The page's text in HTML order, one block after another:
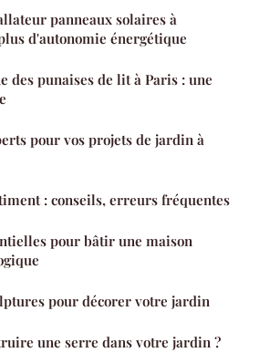
panneaux solaires à
d'autonomie énergétique
des punaises de lit à Paris : une
pour vos projets de jardin à
: conseils, erreurs fréquentes
pour bâtir une maison
pour décorer votre jardin
une serre dans votre jardin ?